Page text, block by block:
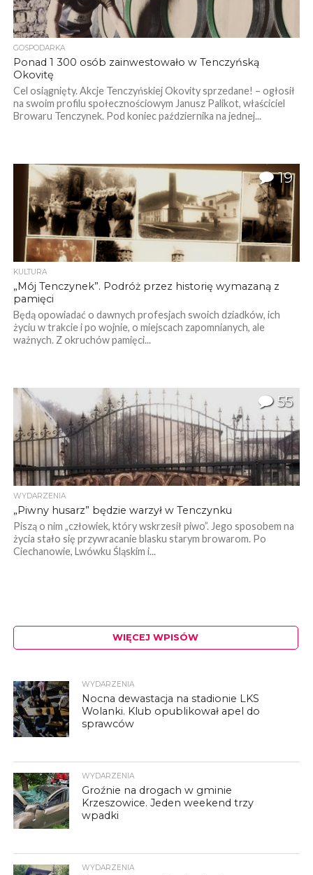
GOSPODARKA
Ponad 1 300 osób zainwestowało w Tenczyńską
Okovitę
Cel osiągnięty. Akcje Tenczyńskiej Okovity sprzedane! – ogłosił
na swoim profilu społecznościowym Janusz Palikot, właściciel
Browaru Tenczynek. Pod koniec października na jednej...
19
KULTURA
„Mój Tenczynek”. Podróż przez historię wymazaną z
pamięci
Będą opowiadać o dawnych profesjach swoich dziadków, ich
życiu w trakcie i po wojnie, o miejscach zapomnianych, ale
ważnych. Z okruchów pamięci...
55
WYDARZENIA
„Piwny husarz” będzie warzył w Tenczynku
Piszą o nim „człowiek, który wskrzesił piwo”. Jego sposobem na
życia stało się przywracanie blasku starym browarom. Po
Ciechanowie, Lwówku Śląskim i...
WIĘCEJ WPISÓW
WYDARZENIA
Nocna dewastacja na stadionie LKS
Wolanki. Klub opublikował apel do
sprawców
WYDARZENIA
Groźnie na drogach w gminie
Krzeszowice. Jeden weekend trzy
wpadki
WYDARZENIA